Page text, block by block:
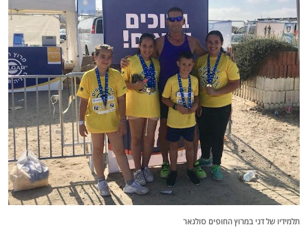
תלמידיו של דני במרוץ החופים סולגאר